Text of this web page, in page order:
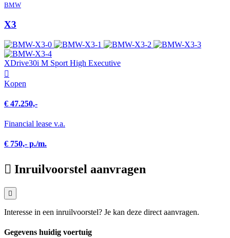
BMW
X3
XDrive30i M Sport High Executive
Kopen
€ 47.250,-
Financial lease v.a.
€ 750,- p./m.
Inruilvoorstel aanvragen
Interesse in een inruilvoorstel? Je kan deze direct aanvragen.
Gegevens huidig voertuig